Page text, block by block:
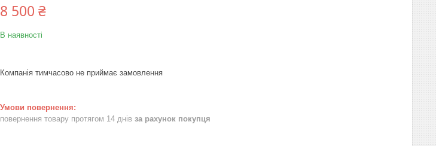
8 500 ₴
В наявності
Компанія тимчасово не приймає замовлення
повернення товару протягом 14 днів за рахунок покупця